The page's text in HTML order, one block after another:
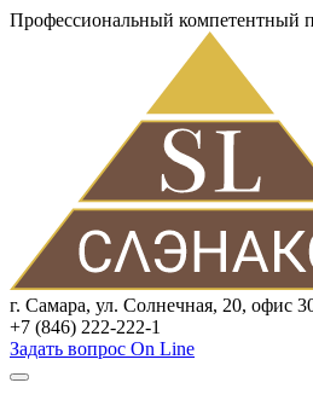
Профессиональный компетентный
г. Самара, ул. Солнечная, 20, офис
+7 (846) 222-222-1
Задать вопрос On Line